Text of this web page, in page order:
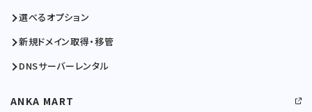
選べるオプション
新規ドメイン取得・移管
DNSサーバーレンタル
ANKA MART